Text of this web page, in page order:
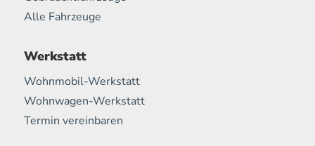
Alle Fahrzeuge
Werkstatt
Wohnmobil-Werkstatt
Wohnwagen-Werkstatt
Termin vereinbaren